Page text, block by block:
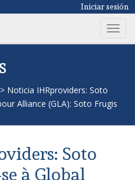
Iniciar sesión
T
o
a
> Noticia IHRproviders: Soto
Alliance (GLA): Soto Frugis
Soto
à Global